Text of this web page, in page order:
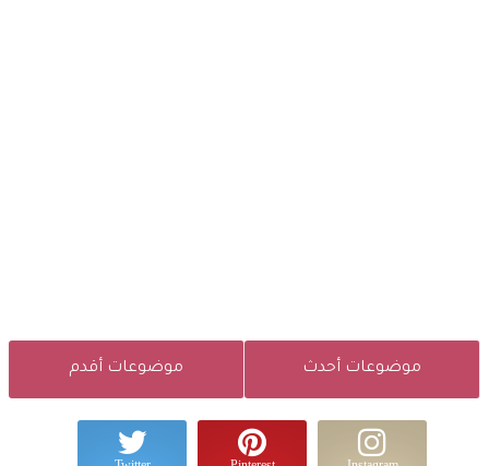
موضوعات أحدث موضوعات أقدم